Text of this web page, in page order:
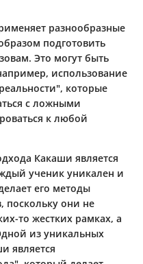
разнообразные
подготовить
Это могут быть
использование
которые
с ложными
к любой
Какаши является
ученик уникален и
его методы
поскольку они не
то жестких рамках, а
из уникальных
является